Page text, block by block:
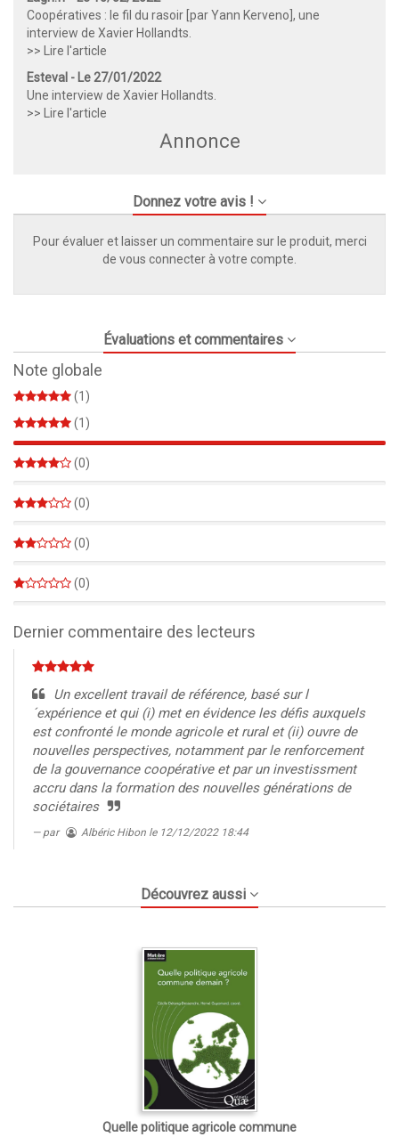
Coopératives : le fil du rasoir [par Yann Kerveno], une
interview de Xavier Hollandts.
>> Lire l'article
Esteval - Le 27/01/2022
Une interview de Xavier Hollandts.
>> Lire l'article
Annonce
Donnez votre avis !
Pour évaluer et laisser un commentaire sur le produit, merci
de vous connecter à votre compte.
Évaluations et commentaires
Note globale
(1)
(1)
100%
(0)
(0)
(0)
(0)
Dernier commentaire des lecteurs
Un excellent travail de référence, basé sur l
´expérience et qui (i) met en évidence les défis auxquels
est confronté le monde agricole et rural et (ii) ouvre de
nouvelles perspectives, notamment par le renforcement
de la gouvernance coopérative et par un investissment
accru dans la formation des nouvelles générations de
sociétaires
par Albéric Hibon le 12/12/2022 18:44
Découvrez aussi
Quelle politique agricole commune